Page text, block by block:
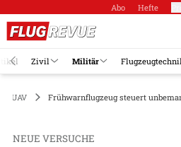
Abo Hefte
Zivil Militär
UAV Frühwarnflugzeug steuert
NEUE VERSUCHE